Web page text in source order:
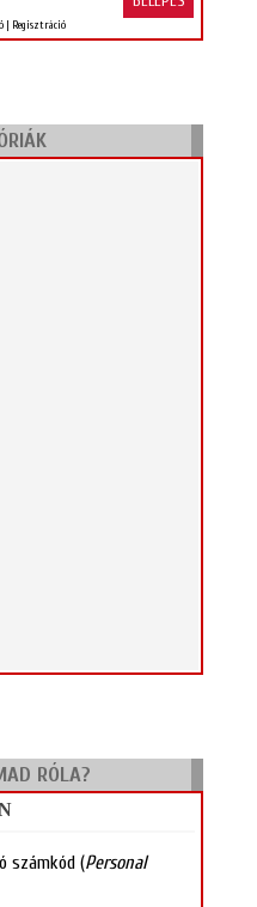
| Regisztráció
RÓLA?
számkód (Personal